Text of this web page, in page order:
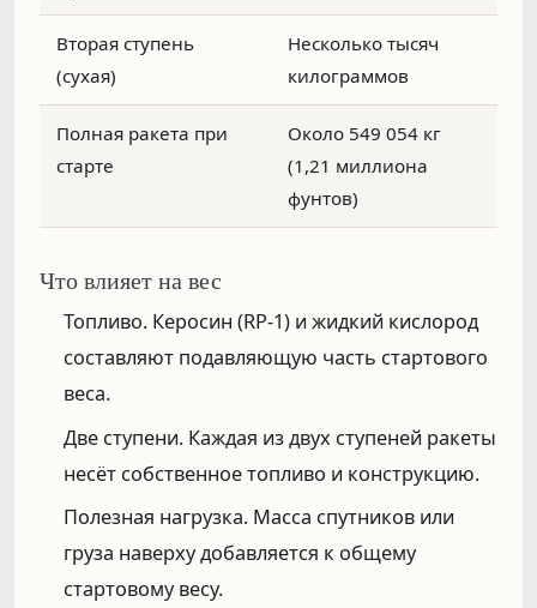
Вторая ступень
(сухая)
Несколько тысяч
килограммов
Полная ракета при
старте
Около 549 054 кг
(1,21 миллиона
фунтов)
Что влияет на вес
Топливо. Керосин (RP-1) и жидкий кислород
составляют подавляющую часть стартового
веса.
Две ступени. Каждая из двух ступеней ракеты
несёт собственное топливо и конструкцию.
Полезная нагрузка. Масса спутников или
груза наверху добавляется к общему
стартовому весу.